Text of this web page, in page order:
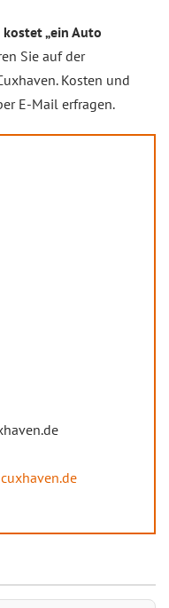
kostet „ein Auto
Sie auf der
Kosten und
E-Mail erfragen.